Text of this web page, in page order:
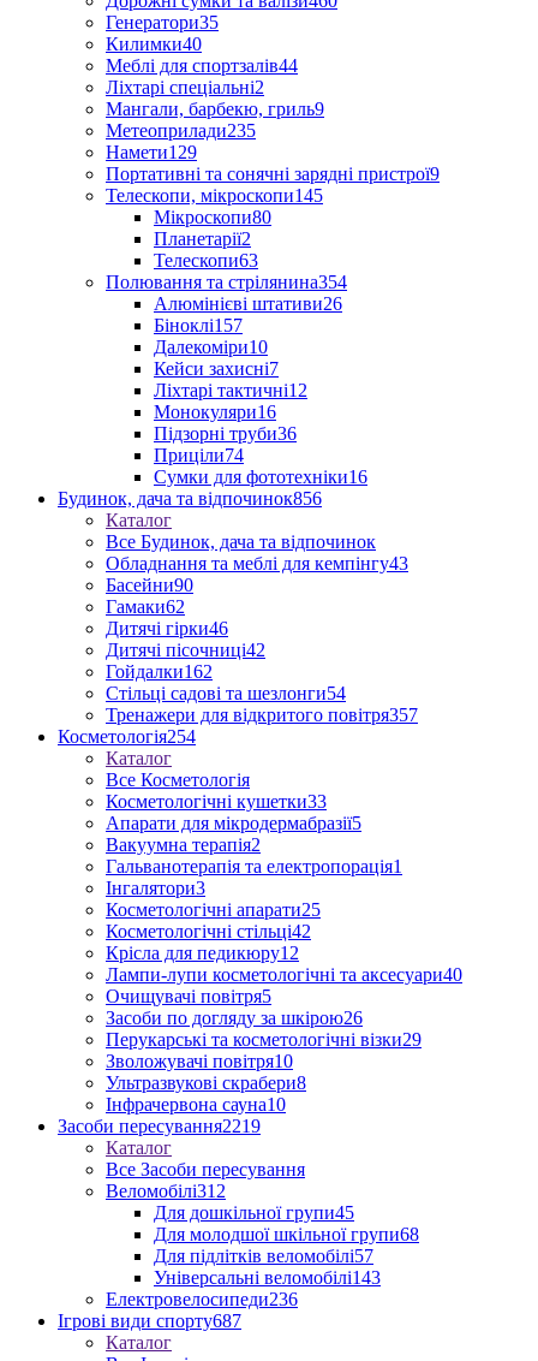
Генератори35
Килимки40
Меблі для спортзалів44
Ліхтарі спеціальні2
Мангали, барбекю, гриль9
Метеоприлади235
Намети129
Портативні та сонячні зарядні пристрої9
Телескопи, мікроскопи145
Мікроскопи80
Планетарії2
Телескопи63
Полювання та стрілянина354
Алюмінієві штативи26
Біноклі157
Далекоміри10
Кейси захисні7
Ліхтарі тактичні12
Монокуляри16
Підзорні труби36
Приціли74
Сумки для фототехніки16
Будинок, дача та відпочинок856
Каталог
Все Будинок, дача та відпочинок
Обладнання та меблі для кемпінгу43
Басейни90
Гамаки62
Дитячі гірки46
Дитячі пісочниці42
Гойдалки162
Стільці садові та шезлонги54
Тренажери для відкритого повітря357
Косметологія254
Каталог
Все Косметологія
Косметологічні кушетки33
Апарати для мікродермабразії5
Вакуумна терапія2
Гальванотерапія та електропорація1
Інгалятори3
Косметологічні апарати25
Косметологічні стільці42
Крісла для педикюру12
Лампи-лупи косметологічні та аксесуари40
Очищувачі повітря5
Засоби по догляду за шкірою26
Перукарські та косметологічні візки29
Зволожувачі повітря10
Ультразвукові скрабери8
Інфрачервона сауна10
Засоби пересування2219
Каталог
Все Засоби пересування
Веломобілі312
Для дошкільної групи45
Для молодшої шкільної групи68
Для підлітків веломобілі57
Універсальні веломобілі143
Електровелосипеди236
Ігрові види спорту687
Каталог